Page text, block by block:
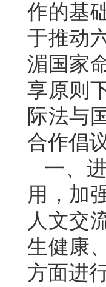
作的基
于推动
湄国家
享原则
际法与
合作倡
一、
用，加
人文交
生健康
方面进